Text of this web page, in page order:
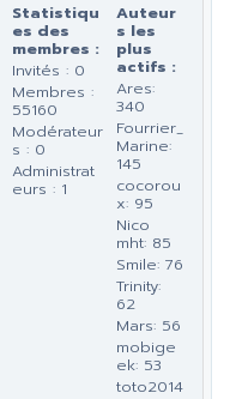
Auteur
s les
plus
actifs :
Ares:
340
Fourrier_
Marine:
145
cocorou
x: 95
Nico
mht: 85
Smile: 76
Trinity:
62
Mars: 56
mobige
ek: 53
toto2014
Statistiqu
es des
membres :
Invités : 0
Membres :
55160
Modérateur
s : 0
Administrat
eurs : 1